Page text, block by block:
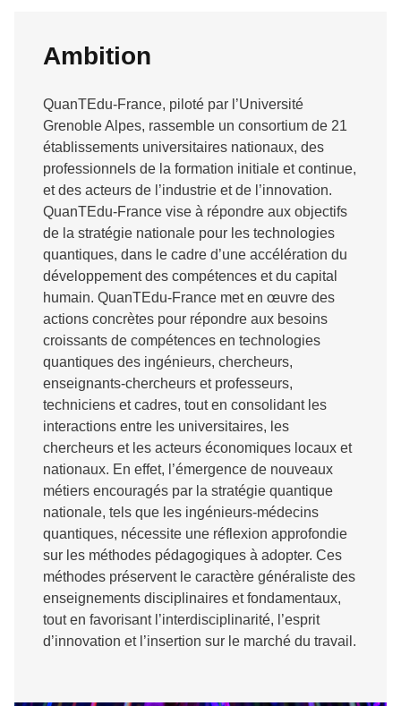
Ambition
QuanTEdu-France, piloté par l’Université
Grenoble Alpes, rassemble un consortium de 21
établissements universitaires nationaux, des
professionnels de la formation initiale et continue,
et des acteurs de l’industrie et de l’innovation.
QuanTEdu-France vise à répondre aux objectifs
de la stratégie nationale pour les technologies
quantiques, dans le cadre d’une accélération du
développement des compétences et du capital
humain. QuanTEdu-France met en œuvre des
actions concrètes pour répondre aux besoins
croissants de compétences en technologies
quantiques des ingénieurs, chercheurs,
enseignants-chercheurs et professeurs,
techniciens et cadres, tout en consolidant les
interactions entre les universitaires, les
chercheurs et les acteurs économiques locaux et
nationaux. En effet, l’émergence de nouveaux
métiers encouragés par la stratégie quantique
nationale, tels que les ingénieurs-médecins
quantiques, nécessite une réflexion approfondie
sur les méthodes pédagogiques à adopter. Ces
méthodes préservent le caractère généraliste des
enseignements disciplinaires et fondamentaux,
tout en favorisant l’interdisciplinarité, l’esprit
d’innovation et l’insertion sur le marché du travail.